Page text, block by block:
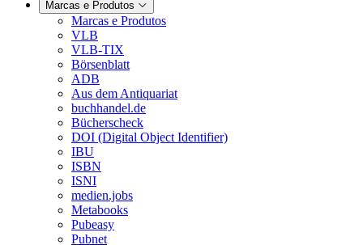
Marcas e Produtos
Marcas e Produtos
VLB
VLB-TIX
Börsenblatt
ADB
Aus dem Antiquariat
buchhandel.de
Bücherscheck
DOI (Digital Object Identifier)
IBU
ISBN
ISNI
medien.jobs
Metabooks
Pubeasy
Pubnet